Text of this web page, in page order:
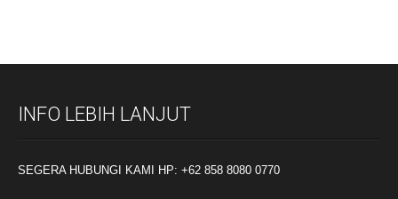
INFO LEBIH LANJUT
SEGERA HUBUNGI KAMI HP: +62 858 8080 0770